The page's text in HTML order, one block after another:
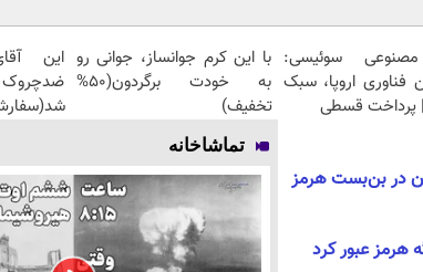
سوئیسی:
فناوری اروپا، سبک
پرداخت قسطی
با این کرم جوانساز، جوانی رو
به خودت برگردون(50%
تخفیف)
کشتی با ۲۰۰۰۰ ملوان در بن‌بست هرمز
هرمز عبور کرد
تماشاخانه